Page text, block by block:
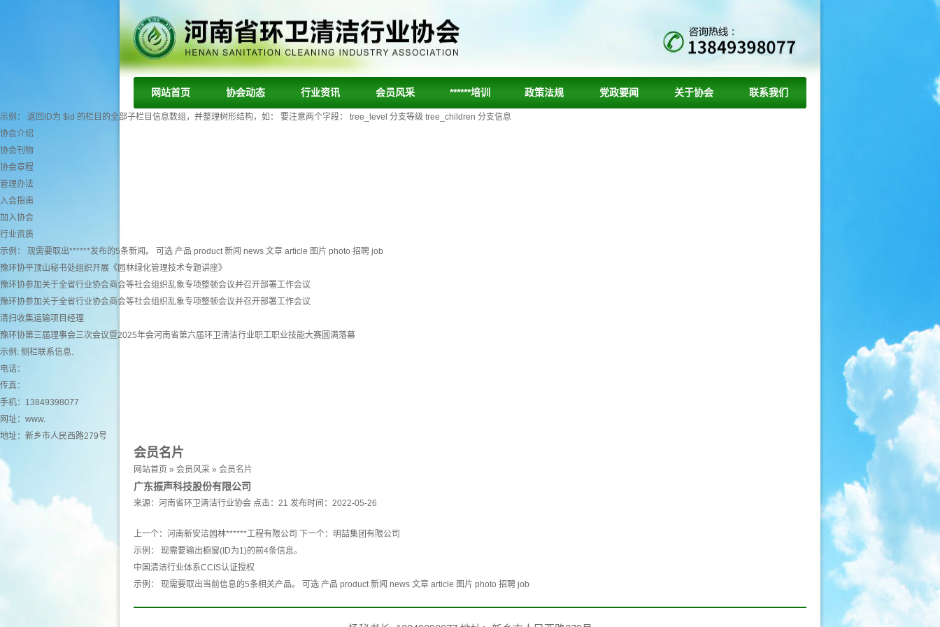
网站首页 协会动态 行业资讯 会员风采 ******培训 政策法规 党政要闻 关于协会 联系我们
示例： 返回ID为 $id 的栏目的全部子栏目信息数组，并整理树形结构，如： 要注意两个字段： tree_level 分支等级 tree_children 分支信息
协会介绍
协会刊物
协会章程
管理办法
入会指南
加入协会
行业资质
示例： 现需要取出******发布的5条新闻。 可选 产品 product 新闻 news 文章 article 图片 photo 招聘 job
豫环协平顶山秘书处组织开展《园林绿化管理技术专题讲座》
豫环协参加关于全省行业协会商会等社会组织乱象专项整顿会议并召开部署工作会议
豫环协参加关于全省行业协会商会等社会组织乱象专项整顿会议并召开部署工作会议
清扫收集运输项目经理
豫环协第三届理事会三次会议暨2025年会河南省第六届环卫清洁行业职工职业技能大赛圆满落幕
示例: 侧栏联系信息.
电话：
传真：
手机：13849398077
网址： www.
地址：新乡市人民西路279号
会员名片
网站首页 » 会员风采 » 会员名片
广东振声科技股份有限公司
来源： 河南省环卫清洁行业协会 点击：21 发布时间：2022-05-26
上一个： 河南新安洁园林******工程有限公司 下一个： 明喆集团有限公司
示例： 现需要输出橱窗(ID为1)的前4条信息。
中国清洁行业体系CCIS认证授权
示例： 现需要取出当前信息的5条相关产品。 可选 产品 product 新闻 news 文章 article 图片 photo 招聘 job